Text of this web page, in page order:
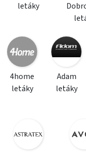
letáky
4home
letáky
Adam
letáky